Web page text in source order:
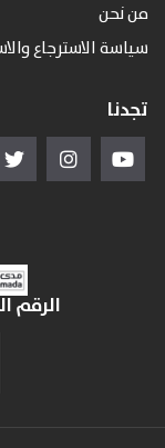
من نحن
سياسة الاسترجاع
تجدنا
الرقم